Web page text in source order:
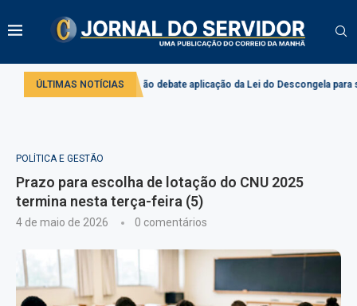
ÚLTIMAS NOTÍCIAS
Comissão debate aplicação da Lei do Descongela para servidores
POLÍTICA E GESTÃO
Prazo para escolha de lotação do CNU 2025
termina nesta terça-feira (5)
4 de maio de 2026 0 comentários